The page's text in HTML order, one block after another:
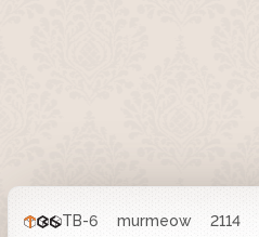
ТВ-6 murmeow 2114